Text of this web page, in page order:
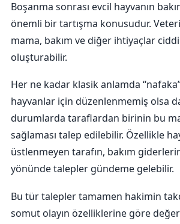
Boşanma sonrası evcil hayvanın
önemli bir tartışma konusudur.
mama, bakım ve diğer ihtiyaçlar
oluşturabilir.
Her ne kadar klasik anlamda
hayvanlar için düzenlenmemiş olsa
durumlarda taraflardan birinin bu
sağlaması talep edilebilir. Özellikle
üstlenmeyen tarafın, bakım
yönünde talepler gündeme gelebilir.
Bu tür talepler tamamen hakimin
somut olayın özelliklerine göre